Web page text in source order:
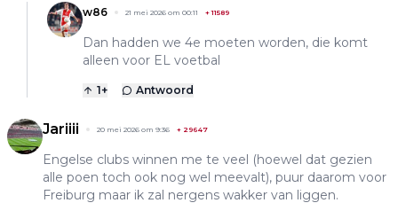
w86 21 mei 2026 om 00:11 +11589
Dan hadden we 4e moeten worden, die komt
alleen voor EL voetbal
1+ Antwoord
Jariiii 20 mei 2026 om 9:36 + 29647
Engelse clubs winnen me te veel (hoewel dat gezien
alle poen toch ook nog wel meevalt), puur daarom voor
Freiburg maar ik zal nergens wakker van liggen.